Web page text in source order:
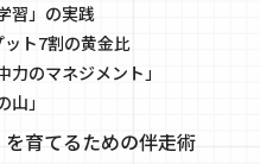
習」の実践
ト7割の黄金比
のマネジメント」
」
育てるための伴走術